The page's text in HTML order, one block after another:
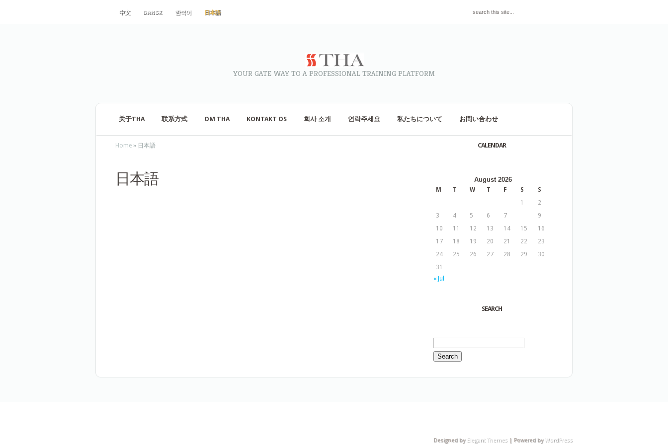
中文 DANSK 한국어 日本語
YOUR GATE WAY TO A PROFESSIONAL TRAINING PLATFORM
关于THA 联系方式 OM THA KONTAKT OS 회사 소개 연락주세요 私たちについて お問い合わせ
Home » 日本語
日本語
CALENDAR
August 2026
M T W T F S
S
1
2
3
4 5 6 7
9
10
11 12 13 14 15
16
17
18 19 20 21 22
23
24
25 26 27 28 29
30
31
« Jul
SEARCH
Designed by Elegant Themes | Powered by WordPress